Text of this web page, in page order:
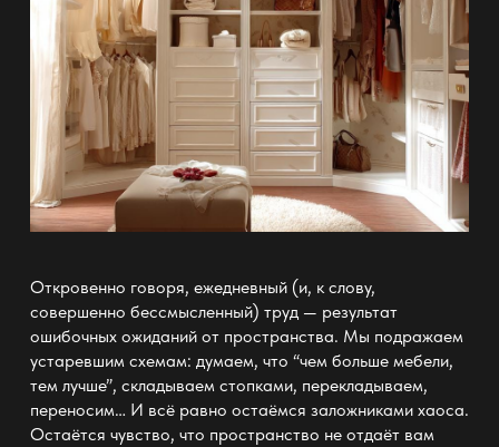
Откровенно говоря, ежедневный (и, к слову,
совершенно бессмысленный) труд — результат
ошибочных ожиданий от пространства. Мы подражаем
устаревшим схемам: думаем, что “чем больше мебели,
тем лучше”, складываем стопками, перекладываем,
переносим… И всё равно остаёмся заложниками хаоса.
Остаётся чувство, что пространство не отдаёт вам